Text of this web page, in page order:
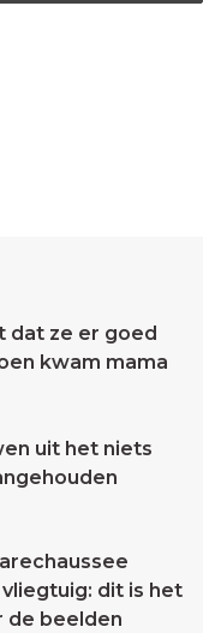
dat ze er goed
kwam mama
uit het niets
dit is het
de beelden